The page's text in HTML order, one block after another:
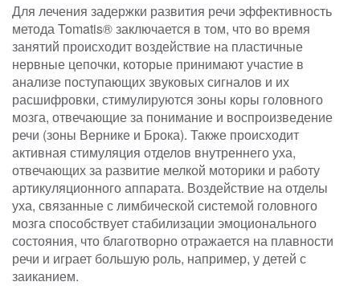
Для лечения задержки развития речи эффективность
метода Tomatis® заключается в том, что во время
занятий происходит воздействие на пластичные
нервные цепочки, которые принимают участие в
анализе поступающих звуковых сигналов и их
расшифровки, стимулируются зоны коры головного
мозга, отвечающие за понимание и воспроизведение
речи (зоны Вернике и Брока). Также происходит
активная стимуляция отделов внутреннего уха,
отвечающих за развитие мелкой моторики и работу
артикуляционного аппарата. Воздействие на отделы
уха, связанные с лимбической системой головного
мозга способствует стабилизации эмоционального
состояния, что благотворно отражается на плавности
речи и играет большую роль, например, у детей с
заиканием.